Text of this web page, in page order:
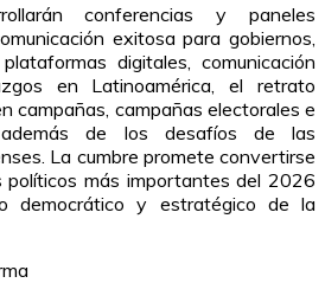
conferencias y paneles
exitosa para gobiernos,
digitales, comunicación
en Latinoamérica, el retrato
campañas, campañas electorales e
además de los desafíos de las
La cumbre promete convertirse
políticos más importantes del 2026
democrático y estratégico de la